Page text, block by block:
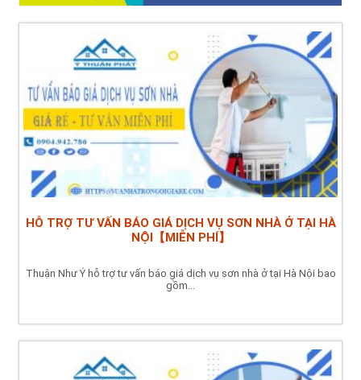
HỖ TRỢ TƯ VẤN BÁO GIÁ DỊCH VỤ SƠN NHÀ Ở TẠI HÀ
NỘI【MIỄN PHÍ】
Thuận Như Ý hỗ trợ tư vấn báo giá dịch vụ sơn nhà ở tại Hà Nội bao
gồm...